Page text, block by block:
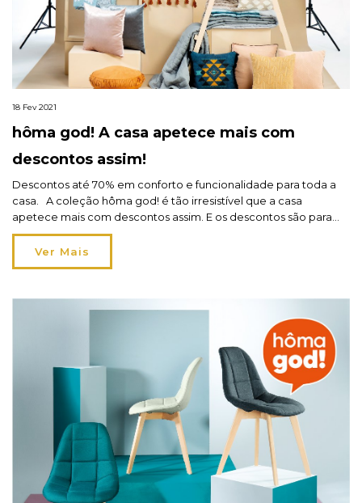
18 Fev 2021
hôma god! A casa apetece mais com
descontos assim!
Descontos até 70% em conforto e funcionalidade para toda a
casa. A coleção hôma god! é tão irresistível que a casa
apetece mais com descontos assim. E os descontos são para
toda a casa! Quarto, sala, cozinha, banho… acompanhe-nos
numa visita guiada pela casa com a coleção hôma god! Todos
os espaços da casa […]
Ver Mais